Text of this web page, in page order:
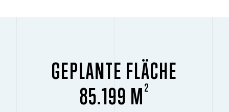
GEPLANTE FLÄCHE
85.199 M 2